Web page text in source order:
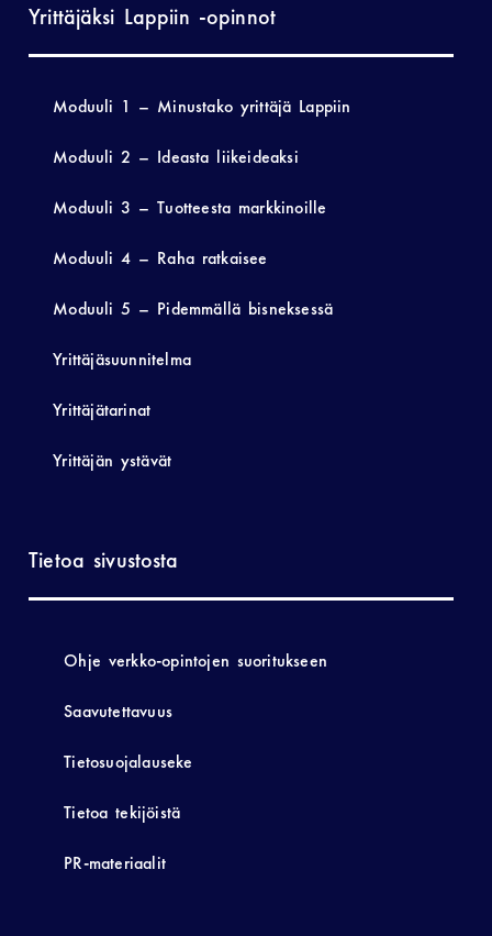
Yrittäjäksi Lappiin -opinnot
Moduuli 1 – Minustako yrittäjä Lappiin
Moduuli 2 – Ideasta liikeideaksi
Moduuli 3 – Tuotteesta markkinoille
Moduuli 4 – Raha ratkaisee
Moduuli 5 – Pidemmällä bisneksessä
Yrittäjäsuunnitelma
Yrittäjätarinat
Yrittäjän ystävät
Tietoa sivustosta
Ohje verkko-opintojen suoritukseen
Saavutettavuus
Tietosuojalauseke
Tietoa tekijöistä
PR-materiaalit